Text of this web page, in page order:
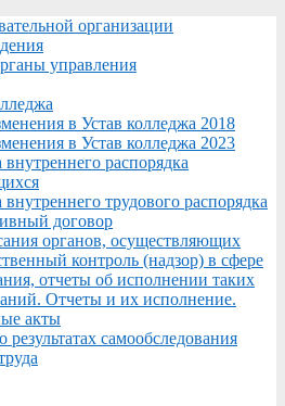
организации
управления
в Устав колледжа 2018
в Устав колледжа 2023
распорядка
трудового распорядка
договор
органов, осуществляющих
контроль (надзор) в сфере
отчеты об исполнении таких
Отчеты и их исполнение.
акты
результатах самообследования